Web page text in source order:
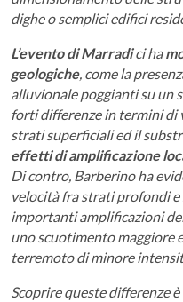
dighe o semplici edifici
L’evento di Marradici ha
geologiche, come la
alluvionale poggianti su un
forti differenze in termini di
strati superficiali ed il
effetti di amplificazione
Di contro, Barberino ha
velocità fra strati profondi
importanti amplificazioni
uno scuotimento maggiore
terremoto di minore
Scoprire queste differenze